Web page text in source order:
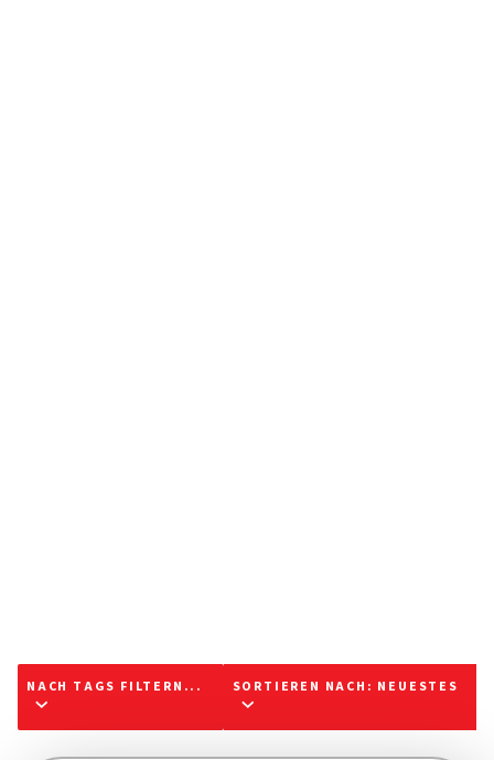
NACH TAGS FILTERN... SORTIEREN NACH : NEUESTES